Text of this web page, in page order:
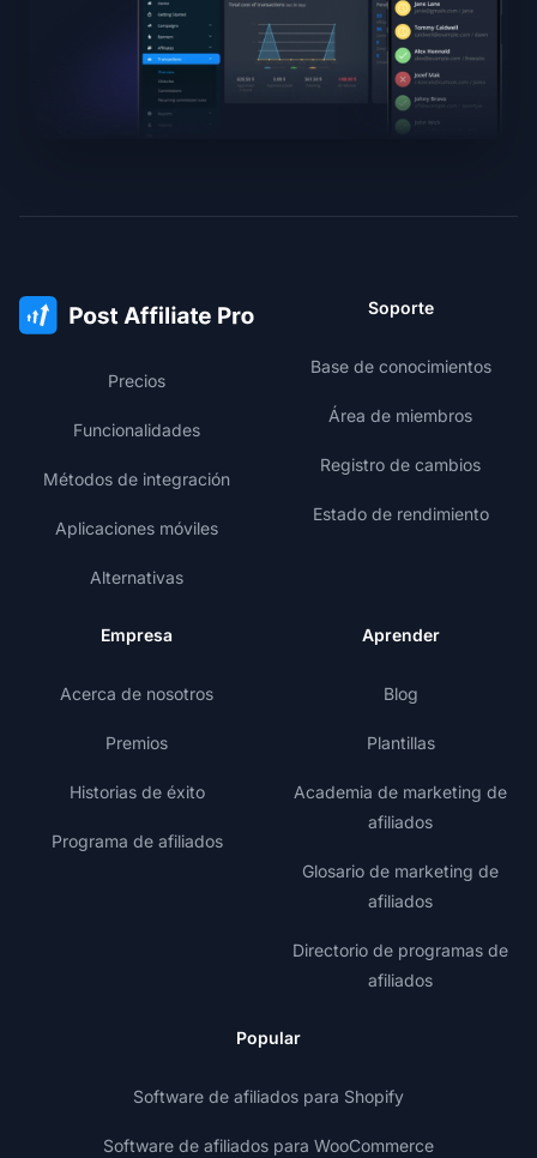
Precios
Funcionalidades
Métodos de integración
Aplicaciones móviles
Alternativas
Soporte
Base de conocimientos
Área de miembros
Registro de cambios
Estado de rendimiento
Empresa
Acerca de nosotros
Premios
Historias de éxito
Programa de afiliados
Aprender
Blog
Plantillas
Academia de marketing de
afiliados
Glosario de marketing de
afiliados
Directorio de programas de
afiliados
Popular
Software de afiliados para Shopify
Software de afiliados para WooCommerce